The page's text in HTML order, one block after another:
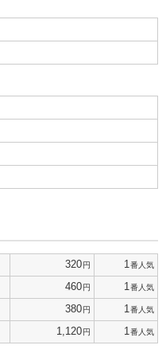
320円 1 番人気
460円 1 番人気
380円 1 番人気
1,120円 1 番人気